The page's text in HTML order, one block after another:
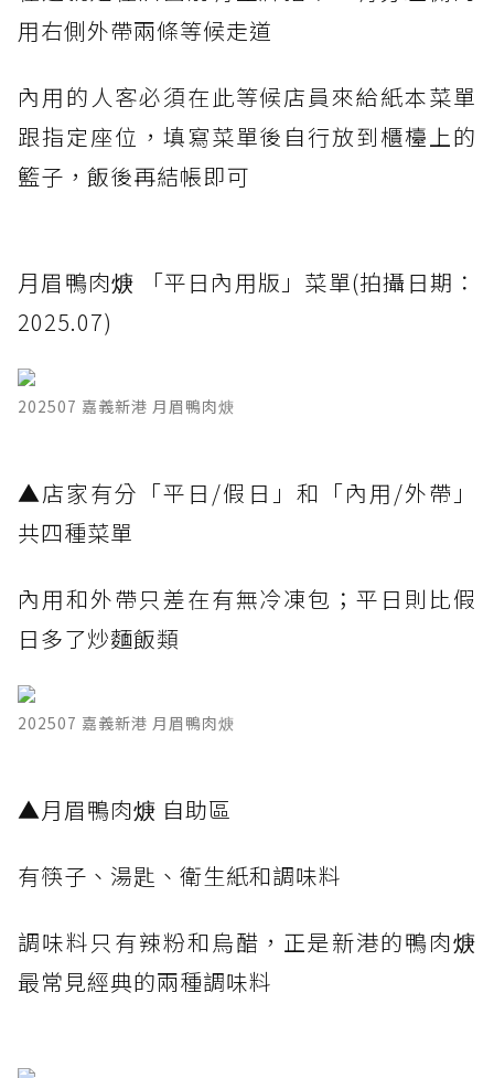
用右側外帶兩條等候走道
內用的人客必須在此等候店員來給紙本菜單
跟指定座位，填寫菜單後自行放到櫃檯上的
籃子，飯後再結帳即可
月眉鴨肉焿 「平日內用版」菜單(拍攝日期：
2025.07)
202507 嘉義新港 月眉鴨肉焿
▲店家有分「平日/假日」和「內用/外帶」
共四種菜單
內用和外帶只差在有無冷凍包；平日則比假
日多了炒麵飯類
202507 嘉義新港 月眉鴨肉焿
▲月眉鴨肉焿 自助區
有筷子、湯匙、衛生紙和調味料
調味料只有辣粉和烏醋，正是新港的鴨肉焿
最常見經典的兩種調味料